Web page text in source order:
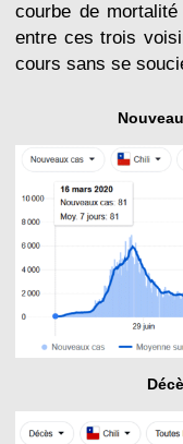
courbe de
entre ces trois
cours sans se